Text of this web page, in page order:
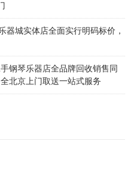
器城实体店全面实行明码标价，
钢琴乐器店全品牌回收销售同
北京上门取送一站式服务